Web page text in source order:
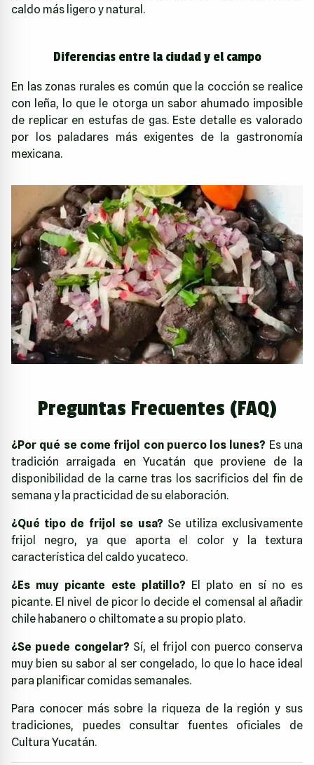
caldo más ligero y natural.
Diferencias entre la ciudad y el campo
En las zonas rurales es común que la cocción se realice
con leña, lo que le otorga un sabor ahumado imposible
de replicar en estufas de gas. Este detalle es valorado
por los paladares más exigentes de la gastronomía
mexicana.
Preguntas Frecuentes (FAQ)
¿Por qué se come frijol con puerco los lunes? Es una
tradición arraigada en Yucatán que proviene de la
disponibilidad de la carne tras los sacrificios del fin de
semana y la practicidad de su elaboración.
¿Qué tipo de frijol se usa? Se utiliza exclusivamente
frijol negro, ya que aporta el color y la textura
característica del caldo yucateco.
¿Es muy picante este platillo? El plato en sí no es
picante. El nivel de picor lo decide el comensal al añadir
chile habanero o chiltomate a su propio plato.
¿Se puede congelar? Sí, el frijol con puerco conserva
muy bien su sabor al ser congelado, lo que lo hace ideal
para planificar comidas semanales.
Para conocer más sobre la riqueza de la región y sus
tradiciones, puedes consultar fuentes oficiales de
Cultura Yucatán.